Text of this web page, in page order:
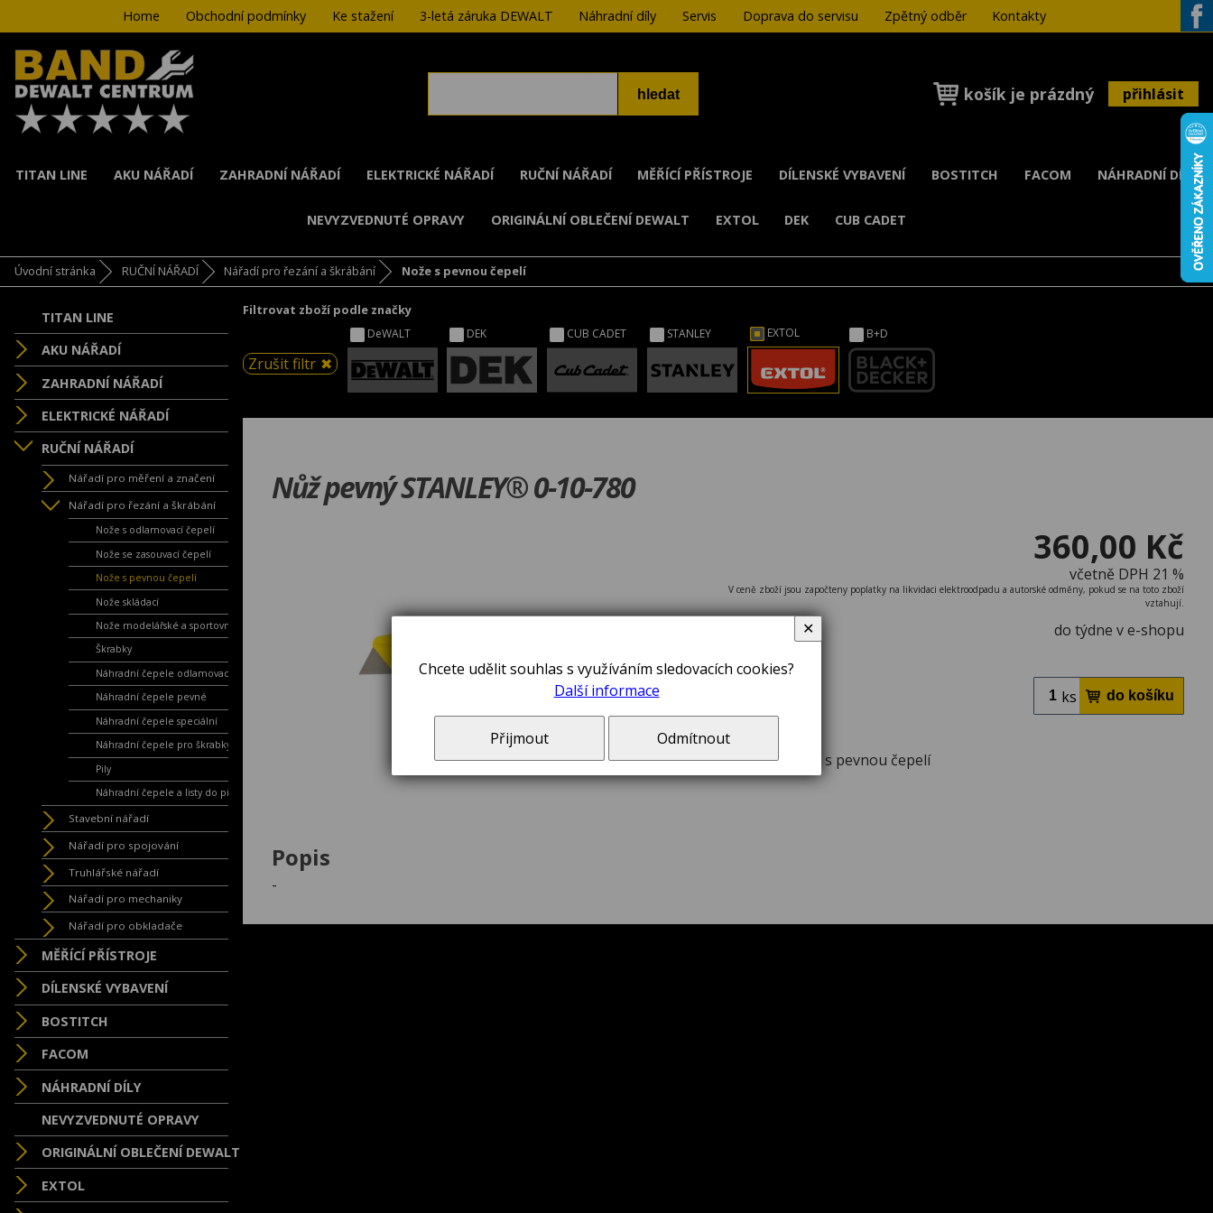
Home Obchodní podmínky Ke stažení 3-letá záruka DEWALT Náhradní díly Servis Doprava do servisu Zpětný odběr
Kontakty
košík je prázdný přihlásit
TITAN LINE AKU NÁŘADÍ ZAHRADNÍ NÁŘADÍ ELEKTRICKÉ NÁŘADÍ RUČNÍ NÁŘADÍ MĚŘÍCÍ PŘÍSTROJE DÍLENSKÉ VYBAVENÍ BOSTITCH FACOM NÁHRADNÍ DÍLY
NEVYZVEDNUTÉ OPRAVY ORIGINÁLNÍ OBLEČENÍ DEWALT EXTOL DEK CUB CADET
Úvodní stránka RUČNÍ NÁŘADÍ Nářadí pro řezání a škrábání Nože s pevnou čepelí
TITAN LINE
AKU NÁŘADÍ
ZAHRADNÍ NÁŘADÍ
ELEKTRICKÉ NÁŘADÍ
RUČNÍ NÁŘADÍ
Nářadí pro měření a značení
Nářadí pro řezání a škrábání
Nože s odlamovací čepelí
Nože se zasouvací čepelí
Nože s pevnou čepelí
Nože skládací
Nože modelářské a sportovní
Škrabky
Náhradní čepele odlamovací
Náhradní čepele pevné
Náhradní čepele speciální
Náhradní čepele pro škrabky
Pily
Náhradní čepele a listy do pil
Stavební nářadí
Nářadí pro spojování
Truhlářské nářadí
Nářadí pro mechaniky
Nářadí pro obkladače
MĚŘÍCÍ PŘÍSTROJE
DÍLENSKÉ VYBAVENÍ
BOSTITCH
FACOM
NÁHRADNÍ DÍLY
NEVYZVEDNUTÉ OPRAVY
ORIGINÁLNÍ OBLEČENÍ DEWALT
EXTOL
Filtrovat zboží podle značky
Zrušit filtr
DeWALT DEK CUB CADET STANLEY EXTOL B+D
Nůž pevný STANLEY® 0-10-780
360,00 Kč
včetně DPH 21 %
V ceně zboží jsou započteny poplatky na likvidaci elektroodpadu a autorské odměny, pokud se na toto zboží
vztahují.
do týdne v e-shopu
ks
Nůž FatMax® s pevnou čepelí
Popis
-
Chcete udělit souhlas s využíváním sledovacích cookies?
Další informace
Přijmout Odmítnout
✕